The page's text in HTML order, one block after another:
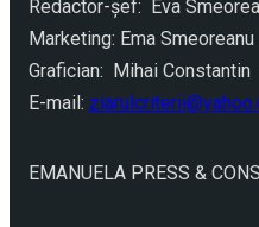
Redactor-şef: Eva
Marketing: Ema Smeoreanu
Grafician: Mihai Constantin
E-mail:
EMANUELA PRESS &